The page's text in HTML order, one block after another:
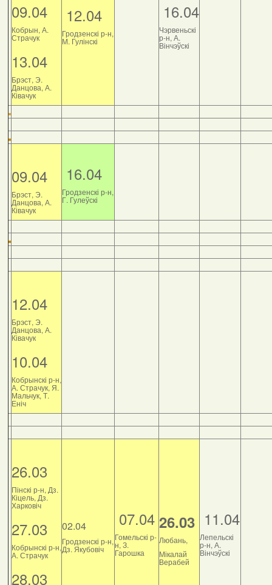
09.04
Кобрын, А.
Страчук
13.04
Брэст, Э.
Данцова, А.
Ківачук
12.04
Гродзенскі р-н,
М. Гулінскі
16.04
Чэрвеньскі
р-н, А.
Вінчэўскі
09.04
Брэст, Э.
Данцова, А.
Ківачук
16.04
Гродзенскі р-н,
Г. Гулеўскі
12.04
Брэст, Э.
Данцова, А.
Ківачук
10.04
Кобрынскі р-н,
А. Страчук, Я.
Мальчук, Т.
Еніч
26.03
Пінскі р-н, Дз.
Кіцель, Дз.
Харковіч
27.03
Кобрынскі р-н,
А. Страчук
28.03
02.04
Гродзенскі р-н,
Дз. Якубовіч
07.04
Гомельскі р-
н, З.
Гарошка
26.03
Любань,
Мікалай
Верабей
11.04
Лепельскі
р-н, А.
Вінчэўскі